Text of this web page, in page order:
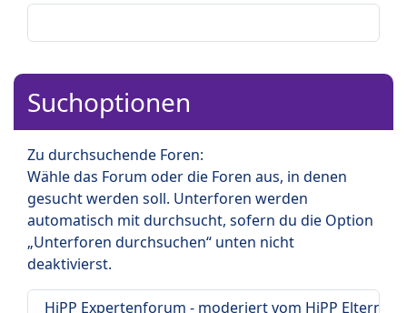
Suchoptionen
Zu durchsuchende Foren:
Wähle das Forum oder die Foren aus, in denen
gesucht werden soll. Unterforen werden
automatisch mit durchsucht, sofern du die Option
„Unterforen durchsuchen“ unten nicht
deaktivierst.